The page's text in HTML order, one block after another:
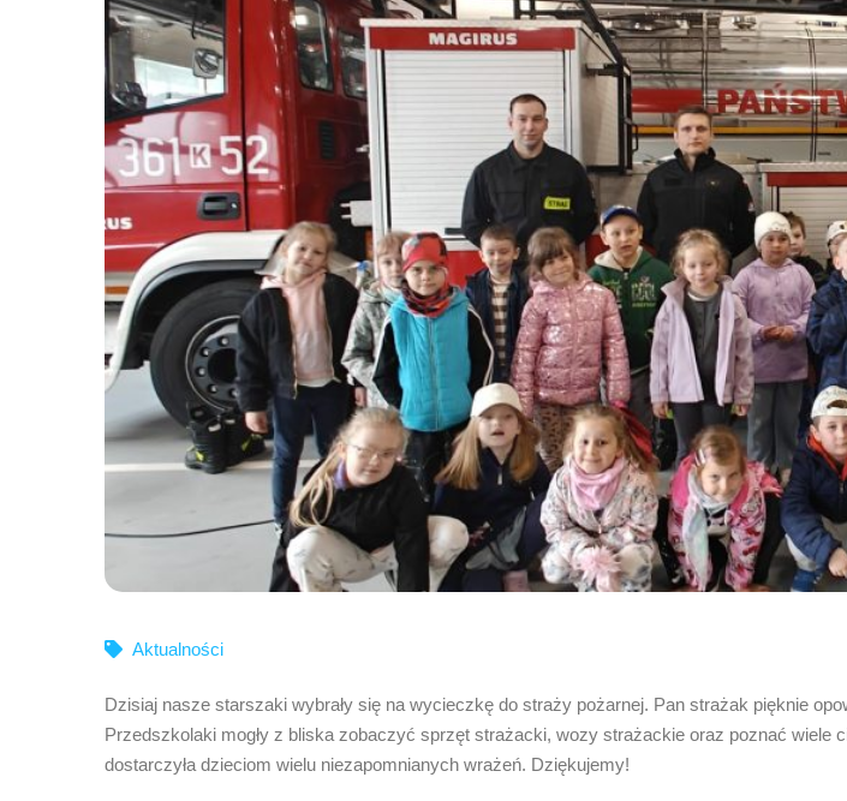
Aktualności
Dzisiaj nasze starszaki wybrały się na wycieczkę do straży pożarnej. Pan strażak pięknie
Przedszkolaki mogły z bliska zobaczyć sprzęt strażacki, wozy strażackie oraz poznać
dostarczyła dzieciom wielu niezapomnianych wrażeń. Dziękujemy!